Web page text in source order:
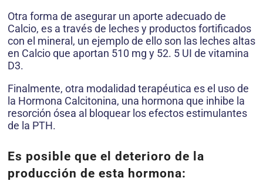
Otra forma de asegurar un aporte adecuado de
Calcio, es a través de leches y productos fortificados
con el mineral, un ejemplo de ello son las leches altas
en Calcio que aportan 510 mg y 52. 5 UI de vitamina
D3.
Finalmente, otra modalidad terapéutica es el uso de
la Hormona Calcitonina, una hormona que inhibe la
resorción ósea al bloquear los efectos estimulantes
de la PTH.
Es posible que el deterioro de la
producción de esta hormona: